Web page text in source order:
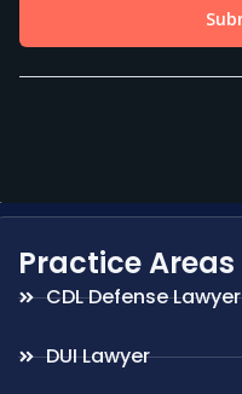
Practice Areas
CDL Defense Lawyer
DUI Lawyer